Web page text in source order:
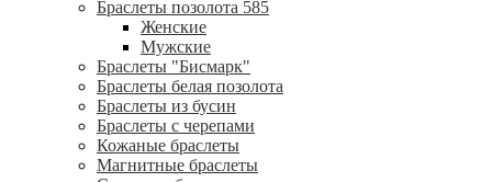
Браслеты позолота 585
Женские
Мужские
Браслеты "Бисмарк"
Браслеты белая позолота
Браслеты из бусин
Браслеты с черепами
Кожаные браслеты
Магнитные браслеты